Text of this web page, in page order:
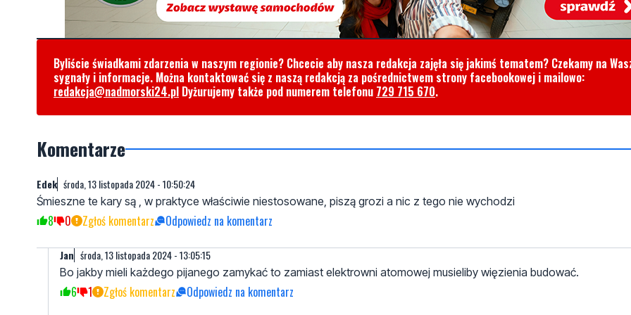
Byliście świadkami zdarzenia w naszym regionie? Chcecie aby nasza redakcja zajęła się jakimś tematem? Czekamy na
sygnały i informacje. Można kontaktować się z naszą redakcją za pośrednictwem strony facebookowej i mailowo:
redakcja@nadmorski24.pl Dyżurujemy także pod numerem telefonu 729 715 670.
Komentarze
Edek środa, 13 listopada 2024 - 10:50:24
Śmieszne te kary są , w praktyce właściwie niestosowane, piszą grozi a nic z tego nie wychodzi
8 0 Zgłoś komentarz Odpowiedz na komentarz
Jan środa, 13 listopada 2024 - 13:05:15
Bo jakby mieli każdego pijanego zamykać to zamiast elektrowni atomowej musieliby więzienia budować.
6 1 Zgłoś komentarz Odpowiedz na komentarz